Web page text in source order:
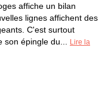
affiche un bilan
lignes affichent des
C'est surtout
son épingle du...
Lire la